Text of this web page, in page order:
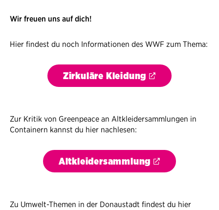
Wir freuen uns auf dich!
Hier findest du noch Informationen des WWF zum Thema:
Zirkuläre Kleidung
Zur Kritik von Greenpeace an Altkleidersammlungen in
Containern kannst du hier nachlesen:
Altkleidersammlung
Zu Umwelt-Themen in der Donaustadt findest du hier